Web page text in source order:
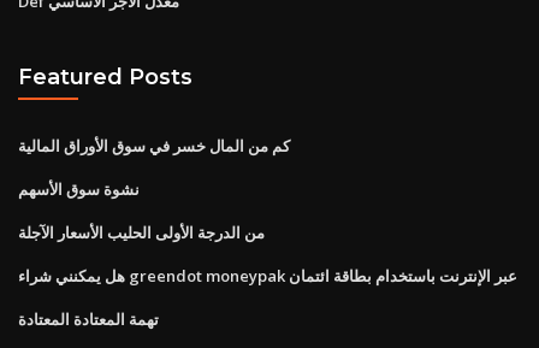
Featured Posts
كم من المال خسر في سوق الأوراق المالية
نشوة سوق الأسهم
من الدرجة الأولى الحليب الأسعار الآجلة
هل يمكنني شراء greendot moneypak عبر الإنترنت باستخدام بطاقة ائتمان
تهمة المعتادة المعتادة